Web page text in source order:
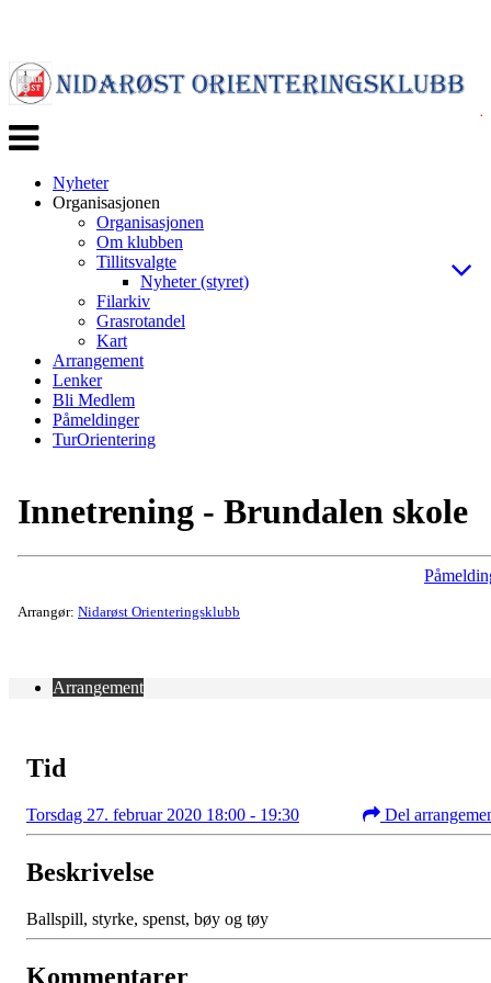
Veksle
navigasjon
Nyheter
Organisasjonen
Organisasjonen
Om klubben
Tillitsvalgte
Nyheter (styret)
Filarkiv
Grasrotandel
Kart
Arrangement
Lenker
Bli Medlem
Påmeldinger
TurOrientering
Innetrening - Brundalen skole
Arrangør: Nidarøst Orienteringsklubb
Arrangement
Tid
Torsdag 27. februar 2020 18:00 - 19:30 Del
Beskrivelse
Ballspill, styrke, spenst, bøy og tøy
Kommentarer